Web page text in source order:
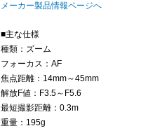
メーカー製品情報ページへ
■主な仕様
種類：ズーム
フォーカス：AF
焦点距離：14mm～45mm
解放F値：F3.5～F5.6
最短撮影距離：0.3m
重量：195g